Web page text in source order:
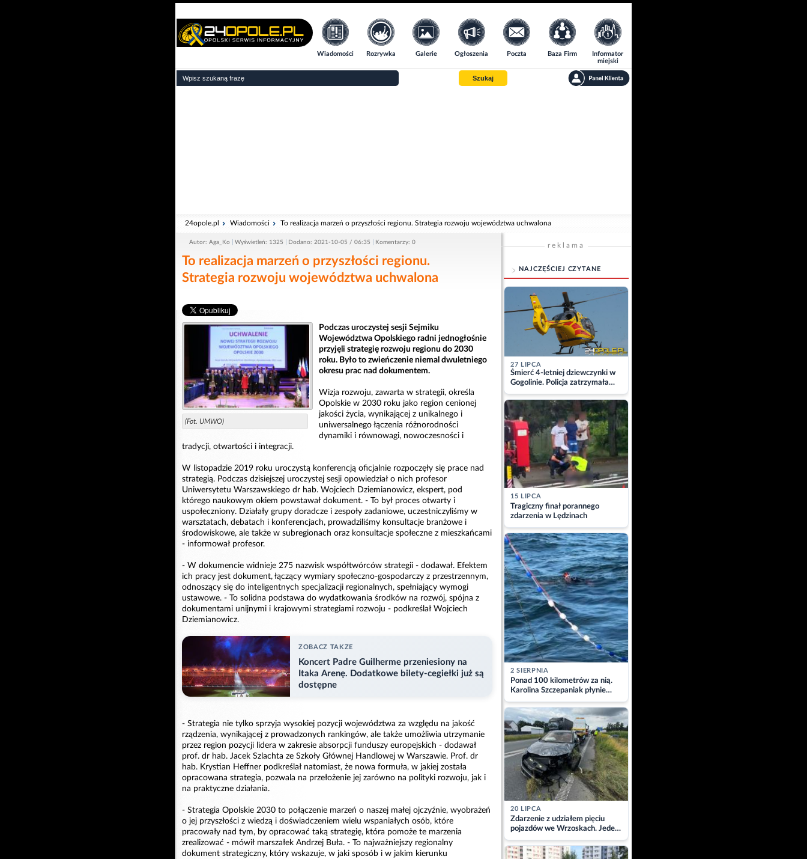
Wiadomości Rozrywka Galerie Ogłoszenia Poczta Baza Firm
Informator
miejski
Szukaj
24opole.pl Wiadomości To realizacja marzeń o przyszłości regionu. Strategia rozwoju województwa uchwalona
Autor: Aga_Ko Wyświetleń: 1325 Dodano: 2021-10-05 / 06:35 Komentarzy: 0
To realizacja marzeń o przyszłości regionu.
Strategia rozwoju województwa uchwalona
(Fot. UMWO)
Podczas uroczystej sesji Sejmiku
Województwa Opolskiego radni jednogłośnie
przyjęli strategię rozwoju regionu do 2030
roku. Było to zwieńczenie niemal dwuletniego
okresu prac nad dokumentem.
Wizja rozwoju, zawarta w strategii, określa
Opolskie w 2030 roku jako region cenionej
jakości życia, wynikającej z unikalnego i
uniwersalnego łączenia różnorodności
dynamiki i równowagi, nowoczesności i
tradycji, otwartości i integracji.
W listopadzie 2019 roku uroczystą konferencją oficjalnie rozpoczęły się prace nad
strategią. Podczas dzisiejszej uroczystej sesji opowiedział o nich profesor
Uniwersytetu Warszawskiego dr hab. Wojciech Dziemianowicz, ekspert, pod
którego naukowym okiem powstawał dokument. - To był proces otwarty i
uspołeczniony. Działały grupy doradcze i zespoły zadaniowe, uczestniczyliśmy w
warsztatach, debatach i konferencjach, prowadziliśmy konsultacje branżowe i
środowiskowe, ale także w subregionach oraz konsultacje społeczne z mieszkańcami
- informował profesor.
- W dokumencie widnieje 275 nazwisk współtwórców strategii - dodawał. Efektem
ich pracy jest dokument, łączący wymiary społeczno-gospodarczy z przestrzennym,
odnoszący się do inteligentnych specjalizacji regionalnych, spełniający wymogi
ustawowe. - To solidna podstawa do wydatkowania środków na rozwój, spójna z
dokumentami unijnymi i krajowymi strategiami rozwoju - podkreślał Wojciech
Dziemianowicz.
ZOBACZ TAKZE
Koncert Padre Guilherme przeniesiony na
Itaka Arenę. Dodatkowe bilety-cegiełki już są
dostępne
- Strategia nie tylko sprzyja wysokiej pozycji województwa za względu na jakość
rządzenia, wynikającej z prowadzonych rankingów, ale także umożliwia utrzymanie
przez region pozycji lidera w zakresie absorpcji funduszy europejskich - dodawał
prof. dr hab. Jacek Szlachta ze Szkoły Głównej Handlowej w Warszawie. Prof. dr
hab. Krystian Heffner podkreślał natomiast, że nowa formuła, w jakiej została
opracowana strategia, pozwala na przełożenie jej zarówno na polityki rozwoju, jak i
na praktyczne działania.
- Strategia Opolskie 2030 to połączenie marzeń o naszej małej ojczyźnie, wyobrażeń
o jej przyszłości z wiedzą i doświadczeniem wielu wspaniałych osób, które
pracowały nad tym, by opracować taką strategię, która pomoże te marzenia
zrealizować - mówił marszałek Andrzej Buła. - To najważniejszy regionalny
dokument strategiczny, który wskazuje, w jaki sposób i w jakim kierunku
reklama
NAJCZĘŚCIEJ CZYTANE
27 LIPCA
Śmierć 4-letniej dziewczynki w
Gogolinie. Policja zatrzymała
matkę
15 LIPCA
Tragiczny finał porannego
zdarzenia w Lędzinach
2 SIERPNIA
Ponad 100 kilometrów za nią.
Karolina Szczepaniak płynie
przez Bałtyk dla Piotra.
Aktualizacja
20 LIPCA
Zdarzenie z udziałem pięciu
pojazdów we Wrzoskach. Jeden
z kierowców zabrany w
kajdankach